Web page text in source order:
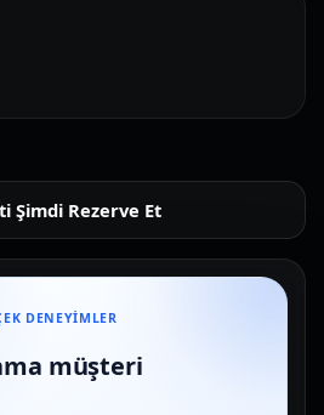
Şimdi Rezerve Et
DENEYIMLER
müşteri